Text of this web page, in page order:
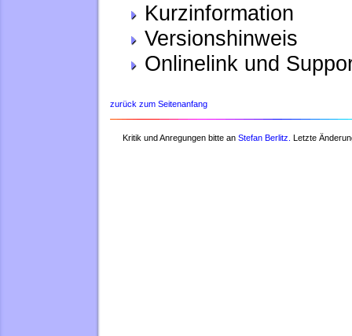
Kurzinformation
Versionshinweis
Onlinelink und
zurück zum Seitenanfang
Kritik und Anregungen bitte an Stefan Berlitz. Letzte